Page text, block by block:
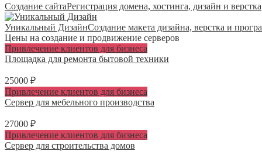
Создание сайтаРегистрация домена, хостинга, дизайн и верстка
Уникальный ДизайнСоздание макета дизайна, верстка и
Цены на создание и продвижение серверов
Привлечение клиентов для бизнеса
Площадка для ремонта бытовой техники
25000 ₽
Привлечение клиентов для бизнеса
Сервер для мебельного производства
27000 ₽
Привлечение клиентов для бизнеса
Сервер для строительства домов